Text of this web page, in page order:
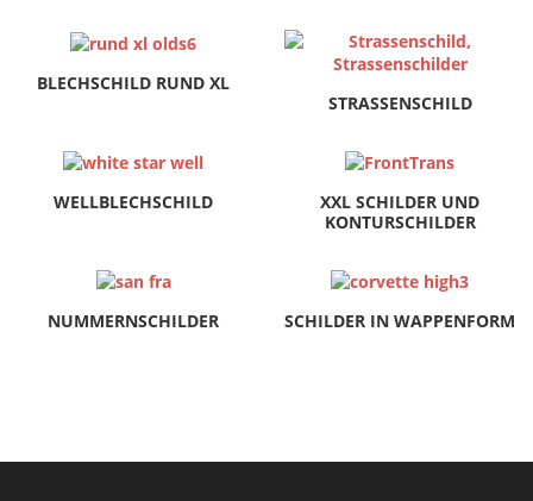
BLECHSCHILD RUND XL
STRASSENSCHILD
WELLBLECHSCHILD
XXL SCHILDER UND
KONTURSCHILDER
NUMMERNSCHILDER SCHILDER IN WAPPENFORM